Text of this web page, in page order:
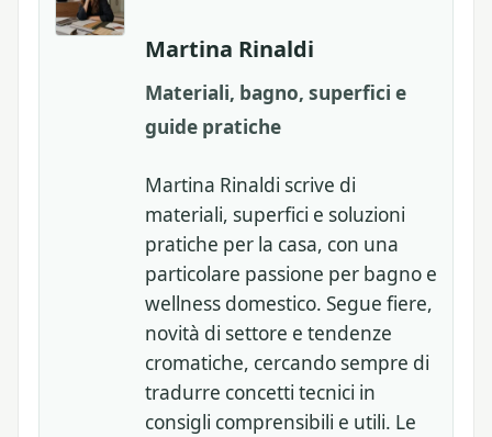
Martina Rinaldi
Materiali, bagno, superfici e
guide pratiche
Martina Rinaldi scrive di
materiali, superfici e soluzioni
pratiche per la casa, con una
particolare passione per bagno e
wellness domestico. Segue fiere,
novità di settore e tendenze
cromatiche, cercando sempre di
tradurre concetti tecnici in
consigli comprensibili e utili. Le